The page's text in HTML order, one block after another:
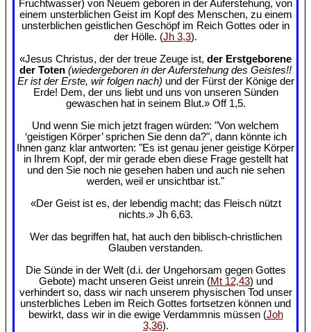
Fruchtwasser) von Neuem geboren in der Auferstehung, von
einem unsterblichen Geist im Kopf des Menschen, zu einem
unsterblichen geistlichen Geschöpf im Reich Gottes oder in
der Hölle. (Jh 3,3).
«Jesus Christus, der der treue Zeuge ist, der Erstgeborene
der Toten (wiedergeboren in der Auferstehung des Geistes!!
Er ist der Erste, wir folgen nach) und der Fürst der Könige der
Erde! Dem, der uns liebt und uns von unseren Sünden
gewaschen hat in seinem Blut.» Off 1,5.
Und wenn Sie mich jetzt fragen würden: "Von welchem
‘geistigen Körper’ sprichen Sie denn da?", dann könnte ich
Ihnen ganz klar antworten: "Es ist genau jener geistige Körper
in Ihrem Kopf, der mir gerade eben diese Frage gestellt hat
und den Sie noch nie gesehen haben und auch nie sehen
werden, weil er unsichtbar ist."
«Der Geist ist es, der lebendig macht; das Fleisch nützt
nichts.» Jh 6,63.
Wer das begriffen hat, hat auch den biblisch-christlichen
Glauben verstanden.
Die Sünde in der Welt (d.i. der Ungehorsam gegen Gottes
Gebote) macht unseren Geist unrein (Mt 12,43) und
verhindert so, dass wir nach unserem physischen Tod unser
unsterbliches Leben im Reich Gottes fortsetzen können und
bewirkt, dass wir in die ewige Verdammnis müssen (Joh
3,36).